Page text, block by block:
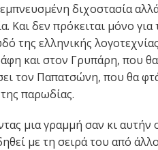
διχοστασία
Και δεν πρόκειται μόνο
της ελληνικής
και στον Γρυπάρη, που
τον Παπατσώνη, που θα
παρωδίας.
μια γραμμή σαν κι αυτήν
με τη σειρά του από